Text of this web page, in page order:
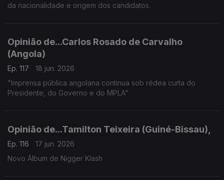
da nacionalidade e origem dos candidatos.
Opinião de...Carlos Rosado de Carvalho
(Angola)
Ep. 117
18 jun. 2026
"Imprensa pública angolana continua sob rédea curta do
Presidente, do Governo e do MPLA"
Opinião de...Tamilton Teixeira (Guiné-Bissau),
Ep. 116
17 jun. 2026
Novo Álbum de Nigger Klash